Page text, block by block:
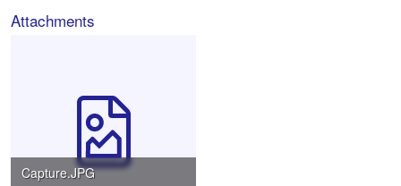
Attachments
Capture.JPG